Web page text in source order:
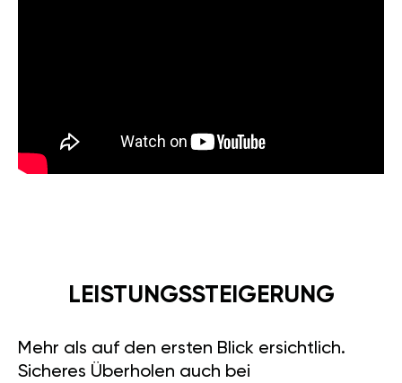
LEISTUNGSSTEIGERUNG
Mehr als auf den ersten Blick ersichtlich.
Sicheres Überholen auch bei